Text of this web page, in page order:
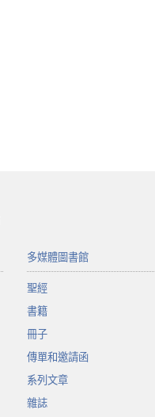
多媒體圖書館
聖經
書籍
冊子
傳單和邀請函
系列文章
雜誌